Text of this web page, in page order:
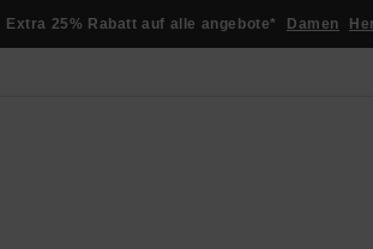
Extra 25% Rabatt auf alle angebote* Damen